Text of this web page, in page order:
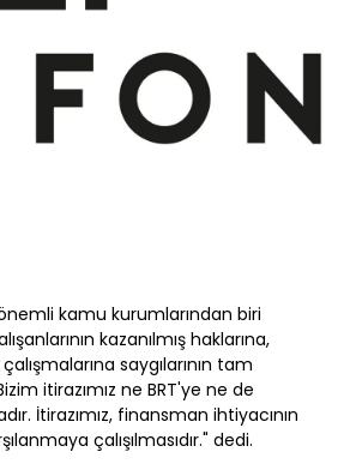
kamu kurumlarından biri
kazanılmış haklarına,
saygılarının tam
itirazımız ne BRT'ye ne de
İtirazımız, finansman ihtiyacının
çalışılmasıdır." dedi.